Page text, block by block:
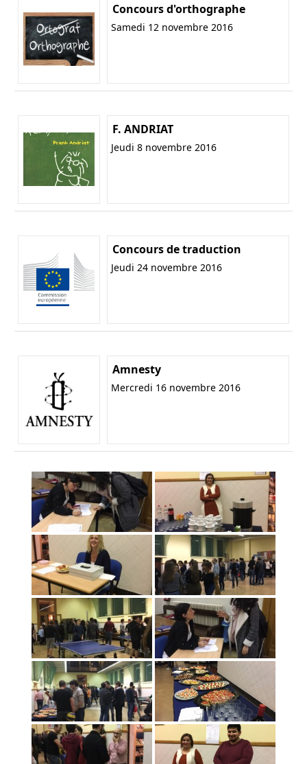
Concours d'orthographe
Samedi 12 novembre 2016
F. ANDRIAT
Jeudi 8 novembre 2016
Concours de traduction
Jeudi 24 novembre 2016
Amnesty
Mercredi 16 novembre 2016